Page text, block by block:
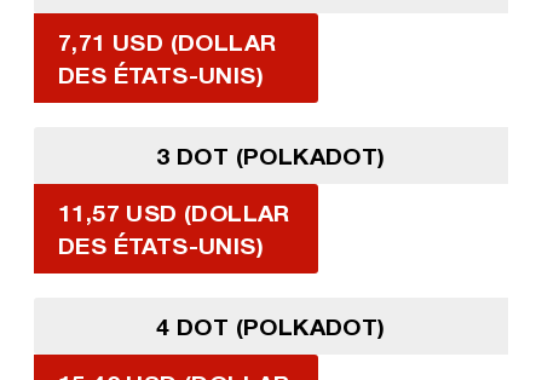
7,71 USD (DOLLAR
DES ÉTATS-UNIS)
3 DOT (POLKADOT)
11,57 USD (DOLLAR
DES ÉTATS-UNIS)
4 DOT (POLKADOT)